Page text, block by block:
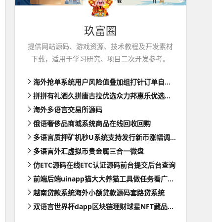
玖富圈
提供网站源码、游戏资源、技术教程及开发素材
下载，适用于学习研究、项目二次开发参考。
海外抢单系统用户风险值叠加组打针订单自动匹配系统
拼拼有礼酒久拼唐古拉优选众力邦惠乐优选养猪拼购拼团返利系统
海外多语言交易所源码
俄语奢侈品商城系统商品在线回收回购
多语言质押矿机秒U系统支持发行新币涨幅调控+代理后台
多语言外汇虚拟币贵金属三合一微盘
仿ETC源码在线ETC认证源码前台提交后台查询
前端后端uinapp猫大大养猫工具做任务看广告邀好友即可获得收益猫力合成游戏
越南贷款系统海外小额贷款源码套路贷系统
双语言世界杯dapp区块链理财球星NFT藏品投资带uinapp源码